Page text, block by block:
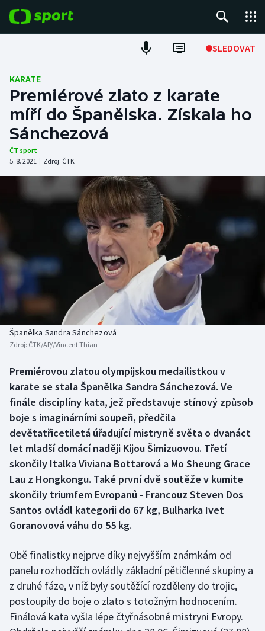
SLEDOVAT
Fotbal
Hokej
Tenis
Atletika
DALŠÍ SPORTY
Americký fotbal
Baseball a softbal
Basketbal
Biatlon
Box
Curling
Dostihy
Florbal
Futsal
Golf
Gymnastika
Házená
Jezdectví
NEPŘEHLÉDNĚTE
Soutěže
Historické návraty
Aplikace ČT sport
KARATE
Premiérové zlato z karate
míří do Španělska. Získala ho
Sánchezová
ČT sport
5. 8. 2021 | Zdroj: ČTK
Španělka Sandra Sánchezová
Zdroj: ČTK/AP//Vincent Thian
Premiérovou zlatou olympijskou medailistkou v
karate se stala Španělka Sandra Sánchezová. Ve
finále disciplíny kata, jež představuje stínový způsob
boje s imaginárními soupeři, předčila
devětatřicetiletá úřadující mistryně světa o dvanáct
let mladší domácí naději Kijou Šimizuovou. Třetí
skončily Italka Viviana Bottarová a Mo Sheung Grace
Lau z Hongkongu. Také první dvě soutěže v kumite
skončily triumfem Evropanů - Francouz Steven Dos
Santos ovládl kategorii do 67 kg, Bulharka Ivet
Goranovová váhu do 55 kg.
Obě finalistky nejprve díky nejvyšším známkám od
panelu rozhodčích ovládly základní pětičlenné skupiny a
z druhé fáze, v níž byly soutěžící rozděleny do trojic,
postoupily do boje o zlato s totožným hodnocením.
Finálová kata vyšla lépe čtyřnásobné mistryni Evropy.